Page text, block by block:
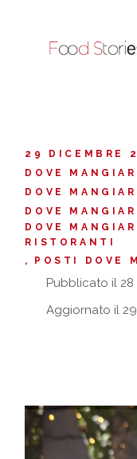
29 DICEMBRE
DOVE
DOVE
DOVE
DOVE
RISTORANTI
POSTI DOVE
Pubblicato il
Aggiornato il